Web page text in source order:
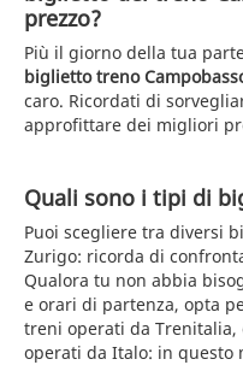
prezzo?
Più il giorno della tua
biglietto treno
caro. Ricordati di
approfittare dei migliori
Quali sono i tipi di
Puoi scegliere tra diversi
Zurigo: ricorda di
Qualora tu non abbia
e orari di partenza, opta
treni operati da
operati da Italo: in questo